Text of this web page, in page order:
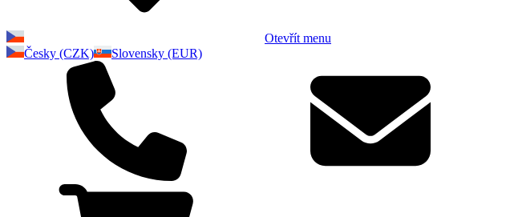
Otevřít menu
Česky (CZK)
Slovensky (EUR)